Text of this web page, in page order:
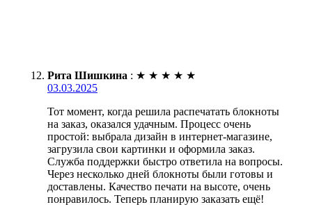
Рита Шишкина : ★ ★ ★ ★ ★
03.03.2025
Тот момент, когда решила распечатать блокноты
на заказ, оказался удачным. Процесс очень
простой: выбрала дизайн в интернет-магазине,
загрузила свои картинки и оформила заказ.
Служба поддержки быстро ответила на вопросы.
Через несколько дней блокноты были готовы и
доставлены. Качество печати на высоте, очень
понравилось. Теперь планирую заказать ещё!